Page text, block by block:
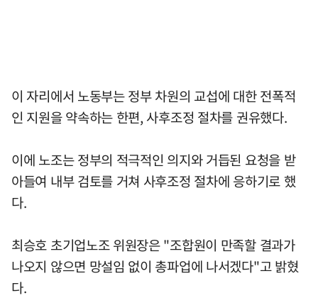
이 자리에서 노동부는 정부 차원의 교섭에 대한 전폭적
인 지원을 약속하는 한편, 사후조정 절차를 권유했다.
이에 노조는 정부의 적극적인 의지와 거듭된 요청을 받
아들여 내부 검토를 거쳐 사후조정 절차에 응하기로 했
다.
최승호 초기업노조 위원장은 "조합원이 만족할 결과가
나오지 않으면 망설임 없이 총파업에 나서겠다"고 밝혔
다.